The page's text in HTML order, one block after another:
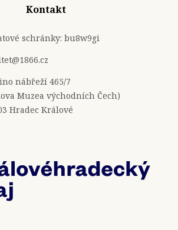
Kontakt
schránky: bu8w9gi
nábřeží 465/7
Muzea východních Čech)
Hradec Králové